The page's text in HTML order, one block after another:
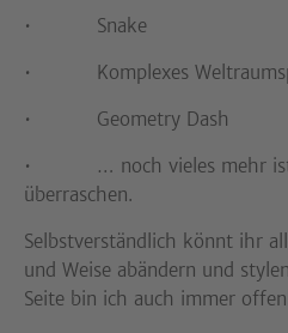
• Snake
• Komplexes
• Geometry Dash
• … noch vieles mehr ist
überraschen.
Selbstverständlich könnt ihr
und Weise abändern und
Seite bin ich auch immer